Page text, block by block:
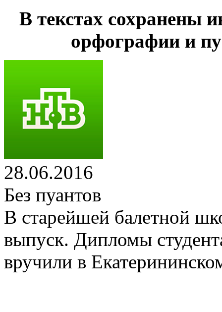
В текстах сохранены
орфографии и
28.06.2016
Без пуантов
В старейшей балетной
выпуск. Дипломы
вручили в